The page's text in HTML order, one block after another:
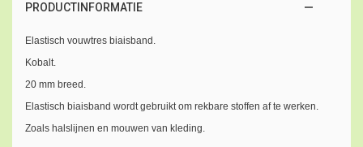
PRODUCTINFORMATIE
Elastisch vouwtres biaisband.
Kobalt.
20 mm breed.
Elastisch biaisband wordt gebruikt om rekbare stoffen af te werken.
Zoals halslijnen en mouwen van kleding.